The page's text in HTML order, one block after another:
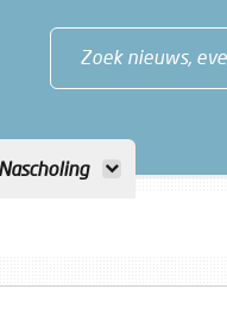
Zoek nieuws,
Nascholing